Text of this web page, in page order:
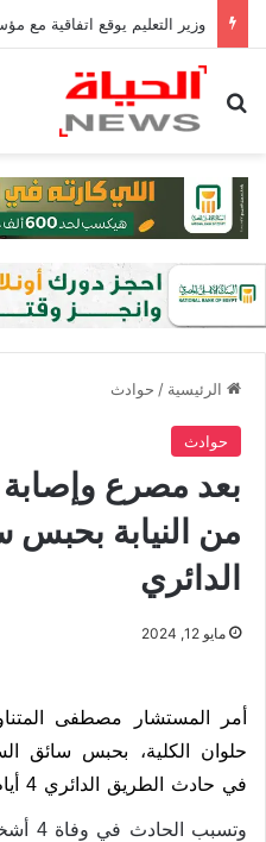
بحث عن
الرئيسية / حوادث
حوادث
من النيابة بحبس
الدائري
مايو 12, 2024
أمر المستشار مصطفى
حلوان الكلية، بحبس سائق
في حادث الطريق الدائري 4 أيام على ذمة التحقيقات.